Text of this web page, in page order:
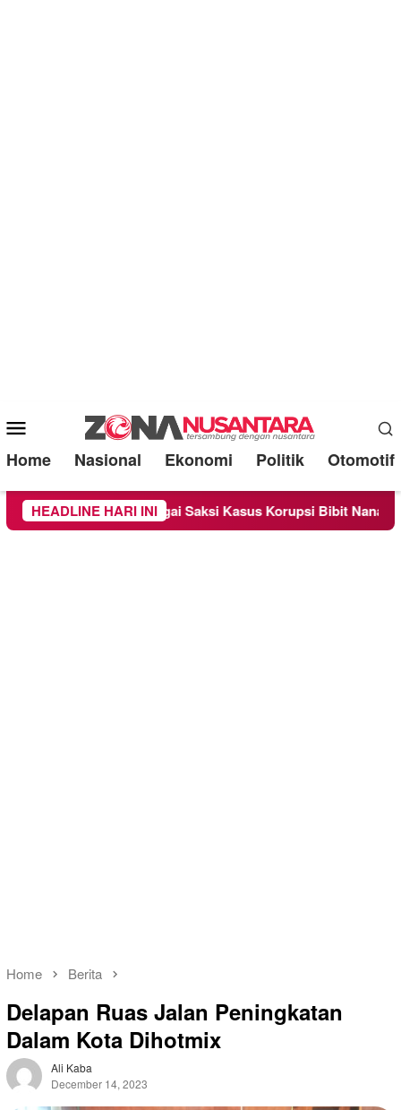
Mobile
Menu
Home Nasional Ekonomi Politik Otomotif
HEADLINE HARI INI
Sebagai Saksi Kasus Korupsi Bibit Nanas Sulsel Rp 52,4
Home Berita
Delapan Ruas Jalan Peningkatan
Dalam Kota Dihotmix
Ali Kaba
December 14, 2023